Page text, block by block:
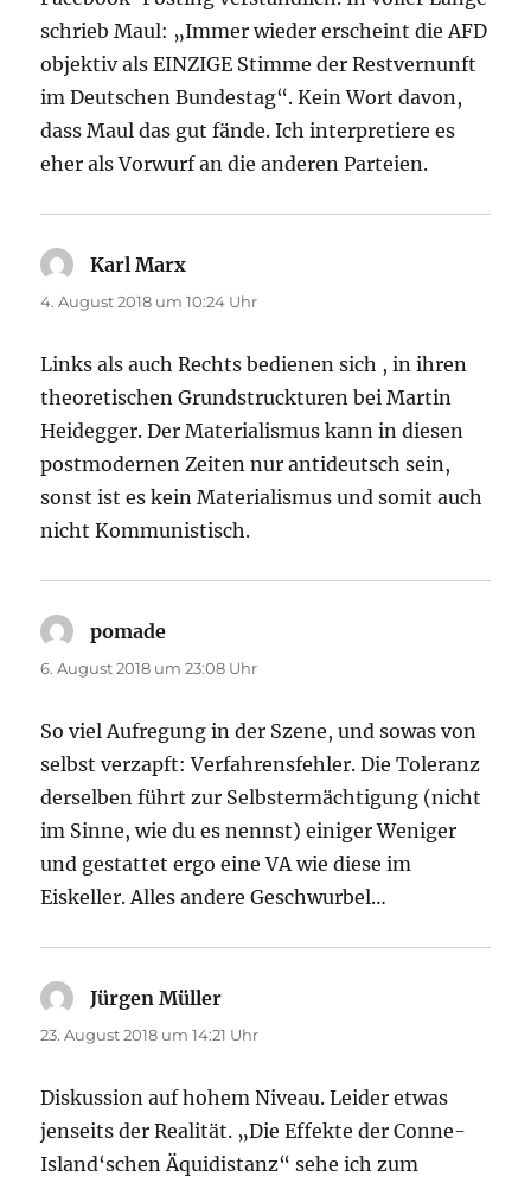
schrieb Maul: „Immer wieder erscheint die AFD
objektiv als EINZIGE Stimme der Restvernunft
im Deutschen Bundestag“. Kein Wort davon,
dass Maul das gut fände. Ich interpretiere es
eher als Vorwurf an die anderen Parteien.
Karl Marx
4. August 2018 um 10:24 Uhr
Links als auch Rechts bedienen sich , in ihren
theoretischen Grundstruckturen bei Martin
Heidegger. Der Materialismus kann in diesen
postmodernen Zeiten nur antideutsch sein,
sonst ist es kein Materialismus und somit auch
nicht Kommunistisch.
pomade
6. August 2018 um 23:08 Uhr
So viel Aufregung in der Szene, und sowas von
selbst verzapft: Verfahrensfehler. Die Toleranz
derselben führt zur Selbstermächtigung (nicht
im Sinne, wie du es nennst) einiger Weniger
und gestattet ergo eine VA wie diese im
Eiskeller. Alles andere Geschwurbel…
Jürgen Müller
23. August 2018 um 14:21 Uhr
Diskussion auf hohem Niveau. Leider etwas
jenseits der Realität. „Die Effekte der Conne-
Island‘schen Äquidistanz“ sehe ich zum